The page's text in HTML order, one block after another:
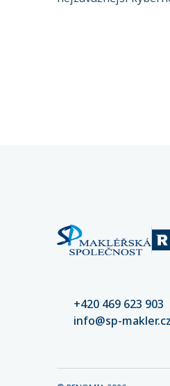
+420 469 623 903
info@sp-makler.cz